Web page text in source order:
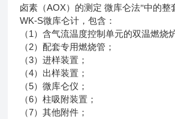
卤素（AOX）的测定 微库仑法"中的整
WK-S微库仑计，包含：
（1）含气流温度控制单元的双温燃烧
（2）配套专用燃烧管；
（3）进样装置；
（4）出样装置；
（5）微库仑仪；
（6）柱吸附装置；
（7）其他附件；